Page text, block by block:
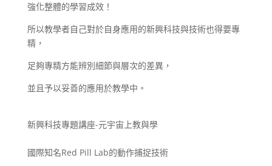
強化整體的學習成效！
所以教學者自己對於自身應用的新興科技與技術也得要專
精，
足夠專精方能辨別細節與層次的差異，
並且予以妥善的應用於教學中。
新興科技專題講座-元宇宙上教與學
國際知名Red Pill Lab的動作捕捉技術